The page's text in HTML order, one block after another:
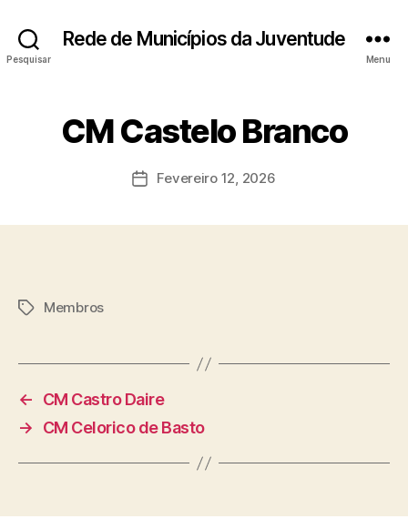
Pesquisar
Rede de Municípios da Juventude
Menu
CM Castelo Branco
DataFevereiro 12, 2026
Etiquetas
Membros
←
CM Castro Daire
→
CM Celorico de Basto